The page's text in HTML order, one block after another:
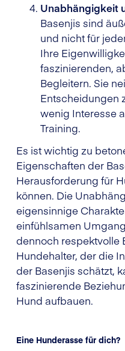
Unabhängigkeit
Basenjis sind
und nicht für
Ihre
faszinierenden,
Begleitern. Sie
Entscheidungen
wenig Interesse
Training.
Es ist wichtig zu
Eigenschaften der
Herausforderung für
können. Die
eigensinnige
einfühlsamen
dennoch respektvolle
Hundehalter, der die
der Basenjis schätzt,
faszinierende
Hund aufbauen.
Eine Hunderasse für dich?